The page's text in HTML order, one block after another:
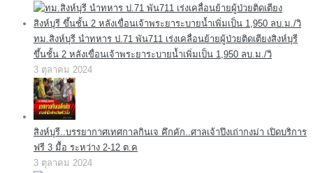
ทม.สิงห์บุรี นำทหาร ป.71 พัน711 เร่งเคลื่อนย้ายผู้ป่วยติดเตียงสิงห์บุรี
ขึ้นชั้น 2 หลังเขื่อนเจ้าพระยาระบายน้ำเพิ่มเป็น 1,950 ลบ.ม./วิ
3 ตุลาคม 2024
สิงห์บุรี..บรรยากาศเทศกาลกินเจ คึกคัก..ศาลเจ้าปึงเถ่ากงม่า เปิดบริการ
ฟรี 3 มื้อ ระหว่าง 2-12 ต.ค
3 ตุลาคม 2024